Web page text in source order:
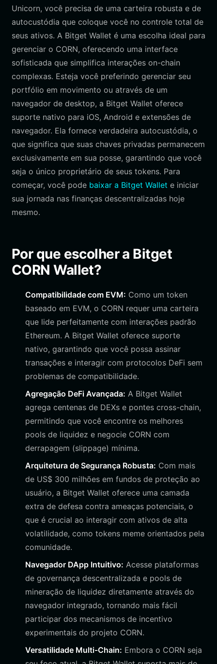
Unicorn, você precisa de uma carteira robusta e de
autocustódia que coloque você no controle total de
seus ativos. A Bitget Wallet é uma escolha ideal para
gerenciar o CORN, oferecendo uma interface
sofisticada que simplifica interações on-chain
complexas. Esteja você preferindo gerenciar seu
portfólio em movimento ou através de um
navegador de desktop, a Bitget Wallet oferece
suporte nativo para iOS, Android e extensões de
navegador. Ela fornece verdadeira autocustódia, o
que significa que suas chaves privadas permanecem
exclusivamente em sua posse, garantindo que você
seja o único proprietário de seus tokens. Para
começar, você pode baixar a Bitget Wallet e iniciar
sua jornada nas finanças descentralizadas hoje
mesmo.
Por que escolher a Bitget
CORN Wallet?
Compatibilidade com EVM: Como um token
baseado em EVM, o CORN requer uma carteira
que lide perfeitamente com interações padrão
Ethereum. A Bitget Wallet oferece suporte
nativo, garantindo que você possa assinar
transações e interagir com protocolos DeFi sem
problemas de compatibilidade.
Agregação DeFi Avançada: A Bitget Wallet
agrega centenas de DEXs e pontes cross-chain,
permitindo que você encontre os melhores
pools de liquidez e negocie CORN com
derrapagem (slippage) mínima.
Arquitetura de Segurança Robusta: Com mais
de US$ 300 milhões em fundos de proteção ao
usuário, a Bitget Wallet oferece uma camada
extra de defesa contra ameaças potenciais, o
que é crucial ao interagir com ativos de alta
volatilidade, como tokens meme orientados pela
comunidade.
Navegador DApp Intuitivo: Acesse plataformas
de governança descentralizada e pools de
mineração de liquidez diretamente através do
navegador integrado, tornando mais fácil
participar dos mecanismos de incentivo
experimentais do projeto CORN.
Versatilidade Multi-Chain: Embora o CORN seja